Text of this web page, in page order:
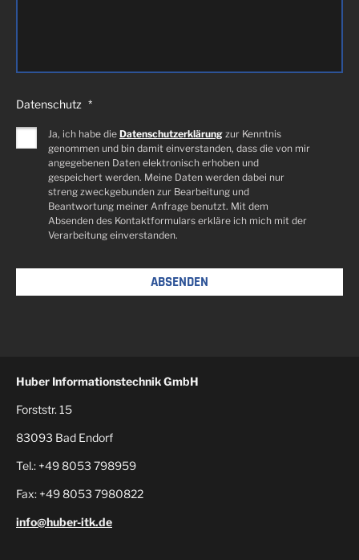
Datenschutz *
Ja, ich habe die Datenschutzerklärung zur Kenntnis
genommen und bin damit einverstanden, dass die von mir
angegebenen Daten elektronisch erhoben und
gespeichert werden. Meine Daten werden dabei nur
streng zweckgebunden zur Bearbeitung und
Beantwortung meiner Anfrage benutzt. Mit dem
Absenden des Kontaktformulars erkläre ich mich mit der
Verarbeitung einverstanden.
Huber Informationstechnik GmbH
Forststr. 15
83093 Bad Endorf
Tel.: +49 8053 798959
Fax: +49 8053 7980822
info@huber-itk.de